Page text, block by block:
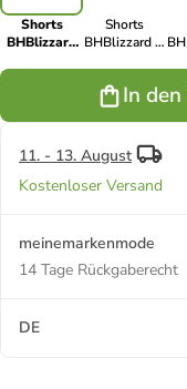
Shorts
BHBlizzard
Shorts
BHBlizzard in
In
11. - 13. August
Kostenloser Versand
meinemarkenmode
14 Tage Rückgaberecht
DE